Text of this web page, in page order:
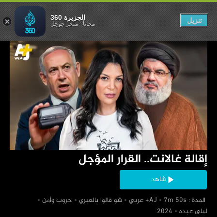
‏إقالة غالانت.. القرار المؤجل
شاهد
‏ المدة : 7m 50s
‏شو قالوا بالعبري
‏حروب وأمن
‏ليلى عبده
القرار المؤجل
الجزيرة 360
مجاناً-متجر جوجل تنزيل